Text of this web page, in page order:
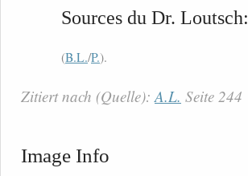
Sources du Dr. Loutsch:
(B.L./P.).
Zitiert nach (Quelle):A.L. Seite 244
Image Info